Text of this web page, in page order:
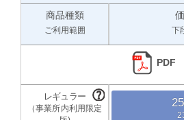
商品種類
ご利用範囲 下
PDF